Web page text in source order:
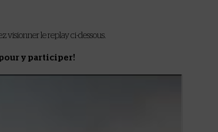
visionner le replay ci-dessous.
y participer!